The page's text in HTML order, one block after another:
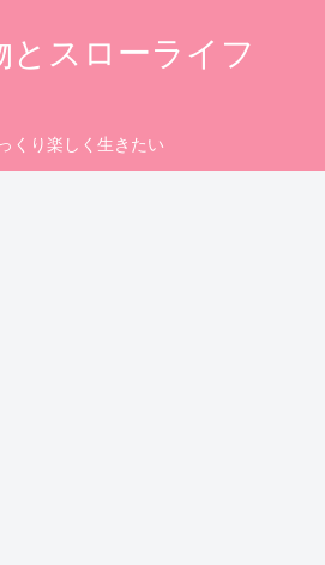
スローライフ
くり楽しく生きたい